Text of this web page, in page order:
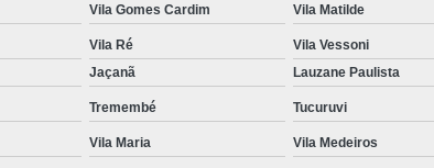
Estrutura Alumínio
Estrutura de Alumínio
Estrutura de
Estrutura
Vila Gomes Cardim Vila Matilde
Vila Ré Vila Vessoni
Jaçanã Lauzane Paulista
Tremembé Tucuruvi
Vila Maria Vila Medeiros